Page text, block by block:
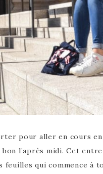
pour aller en cours
l’après midi. Cet
feuilles qui commence à